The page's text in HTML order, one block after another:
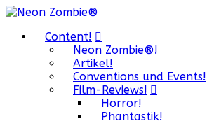
Content!
Neon Zombie®!
Artikel!
Conventions und Events!
Film-Reviews!
Horror!
Phantastik!